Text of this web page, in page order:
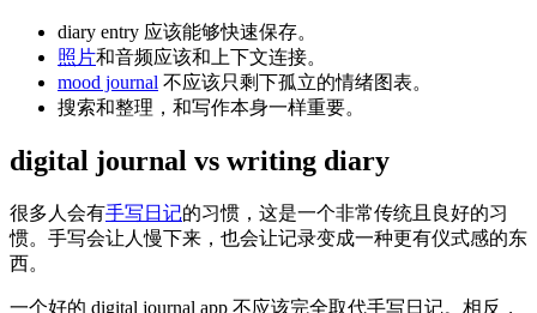
diary entry 应该能够快速保存。
照片和音频应该和上下文连接。
mood journal 不应该只剩下孤立的情绪图表。
搜索和整理，和写作本身一样重要。
digital journal vs writing diary
很多人会有手写日记的习惯，这是一个非常传统且良好的习
惯。手写会让人慢下来，也会让记录变成一种更有仪式感的东
西。
一个好的 digital journal app 不应该完全取代手写日记。相反，